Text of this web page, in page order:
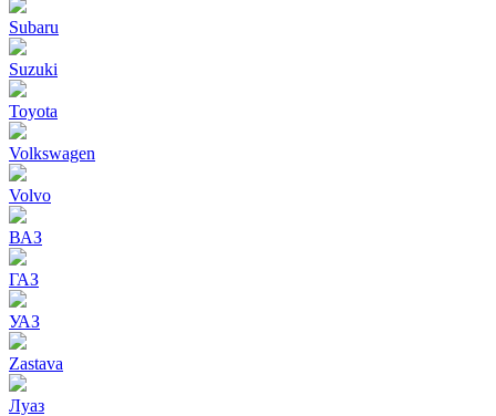
Subaru
Suzuki
Toyota
Volkswagen
Volvo
ВАЗ
ГАЗ
УАЗ
Zastava
Луаз